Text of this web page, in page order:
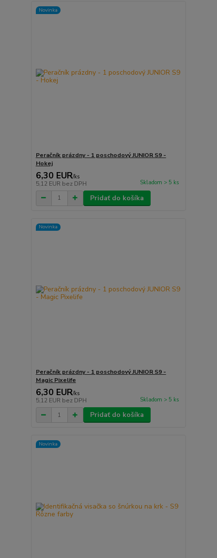
Novinka
Peračník prázdny - 1 poschodový JUNIOR S9 -
Hokej
6,30 EUR/ks
5,12 EUR bez DPH Skladom > 5 ks
Pridať do košíka
Novinka
Peračník prázdny - 1 poschodový JUNIOR S9 -
Magic Pixelife
6,30 EUR/ks
5,12 EUR bez DPH Skladom > 5 ks
Pridať do košíka
Novinka